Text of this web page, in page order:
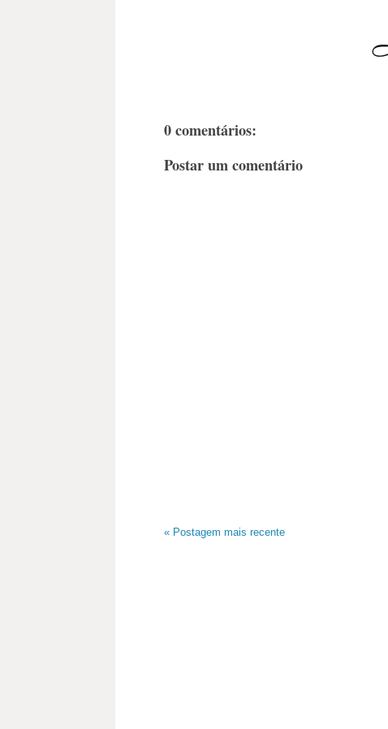
0 comentários:
Postar um comentário
« Postagem mais recente